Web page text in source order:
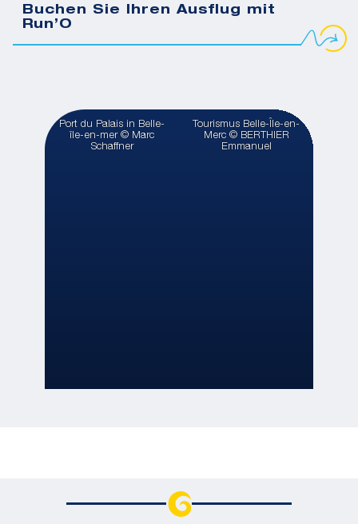
Buchen Sie Ihren Ausflug mit
Run’O
Port du Palais in Belle-
île-en-mer © Marc
Schaffner
Tourismus Belle-Île-en-
Merc © BERTHIER
Emmanuel